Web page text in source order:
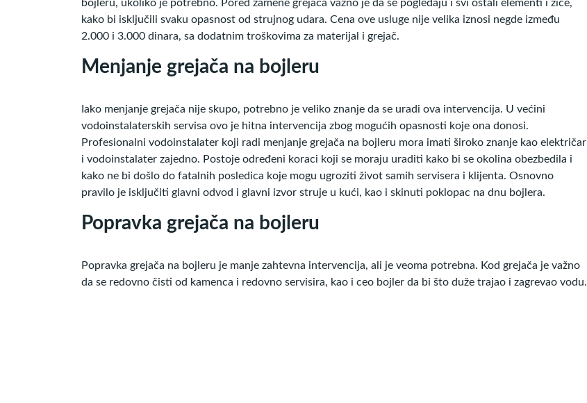
bojleru, ukoliko je potrebno. Pored zamene grejača važno je da se pogledaju i svi ostali elementi i žice,
kako bi isključili svaku opasnost od strujnog udara. Cena ove usluge nije velika iznosi negde između
2.000 i 3.000 dinara, sa dodatnim troškovima za materijal i grejač.
Menjanje grejača na bojleru
Iako menjanje grejača nije skupo, potrebno je veliko znanje da se uradi ova intervencija. U većini
vodoinstalaterskih servisa ovo je hitna intervencija zbog mogućih opasnosti koje ona donosi.
Profesionalni vodoinstalater koji radi menjanje grejača na bojleru mora imati široko znanje kao električar
i vodoinstalater zajedno. Postoje određeni koraci koji se moraju uraditi kako bi se okolina obezbedila i
kako ne bi došlo do fatalnih posledica koje mogu ugroziti život samih servisera i klijenta. Osnovno
pravilo je isključiti glavni odvod i glavni izvor struje u kući, kao i skinuti poklopac na dnu bojlera.
Popravka grejača na bojleru
Popravka grejača na bojleru je manje zahtevna intervencija, ali je veoma potrebna. Kod grejača je važno
da se redovno čisti od kamenca i redovno servisira, kao i ceo bojler da bi što duže trajao i zagrevao vodu.